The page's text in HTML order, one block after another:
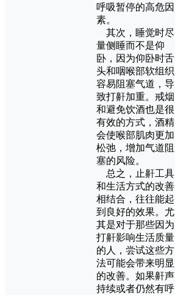
呼吸暂停的高危因
素。
其次，睡觉时尽
量侧睡而不是仰
卧，因为仰卧时舌
头和咽喉部软组织
容易阻塞气道，导
致打鼾加重。戒烟
和避免饮酒也是很
有效的方式，酒精
会使喉部肌肉更加
松弛，增加气道阻
塞的风险。
总之，止鼾工具
和生活方式的改善
相结合，往往能起
到良好的效果。尤
其是对于那些因为
打鼾影响生活质量
的人，尝试这些方
法可能会带来明显
的改善。如果鼾声
持续或者仍然有呼